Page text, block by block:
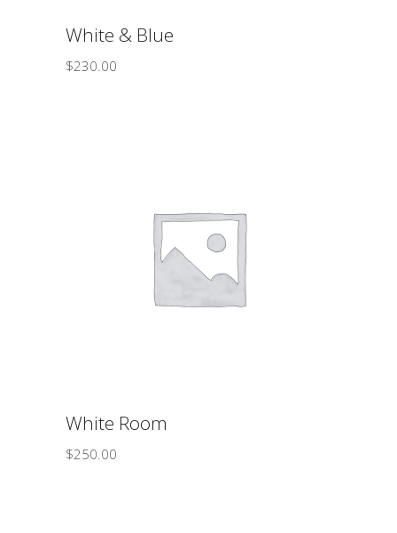
White & Blue
$230.00
ΠΡΟΣΘΉΚΗ ΣΤΟ ΚΑΛΆΘΙ
White Room
$250.00